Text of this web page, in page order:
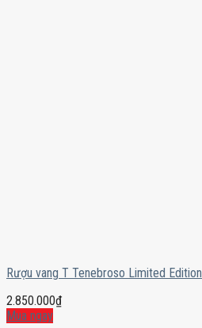
Rượu vang T Tenebroso Limited Edition
2.850.000₫
Mua ngay